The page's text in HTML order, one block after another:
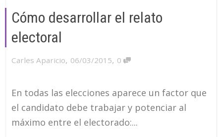
Cómo desarrollar el relato
electoral
Carles Aparicio, 06/03/2015, 0
En todas las elecciones aparece un factor que
el candidato debe trabajar y potenciar al
máximo entre el electorado:...